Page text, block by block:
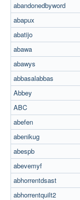
abandonedbyword
abapux
abatijo
abawa
abawys
abbasalabbas
Abbey
ABC
abefen
abenikug
abespb
abevemyf
abhorrentdsast
abhorrentquilt2